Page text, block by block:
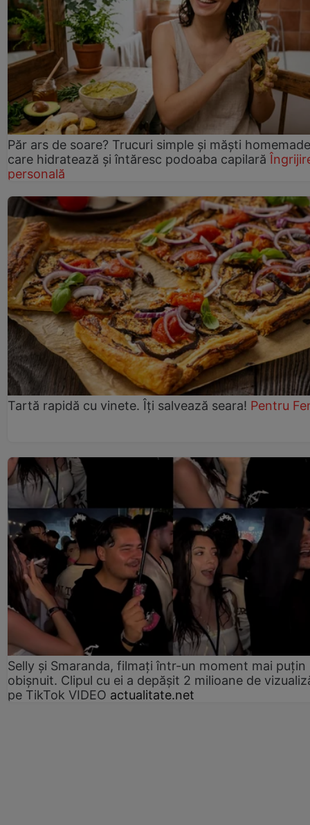
Păr ars de soare? Trucuri simple și măști homemade
care hidratează și întăresc podoaba capilară
personală
Tartă rapidă cu vinete. Îți salvează seara! Pentru
Selly și Smaranda, filmați într-un moment mai puțin
obișnuit. Clipul cu ei a depășit 2 milioane de
pe TikTok VIDEO actualitate.net